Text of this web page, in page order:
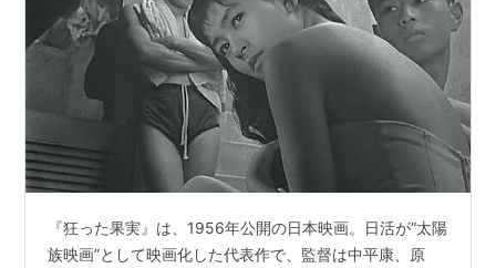
『狂った果実』は、1956年公開の日本映画。日活が“太陽
族映画”として映画化した代表作で、監督は中平康、原